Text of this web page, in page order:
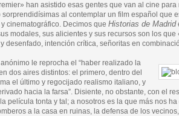
han asistido esas gentes que van al cine
al contemplar un film español que
cinematográfico. Decimos que Historias de Madrid
modales, sus alicientes y sus recursos son los
desenfado, intención crítica, señoritas en
anónimo le reprocha el “haber realizado la
dos aires distintos: el primero, dentro del
el último y regocijado realismo italiano, y
hacia la farsa”. Disiente, no obstante, con el
película tonta y tal; a nosotros es la que más nos
a la casa en ruinas, la defensa de los